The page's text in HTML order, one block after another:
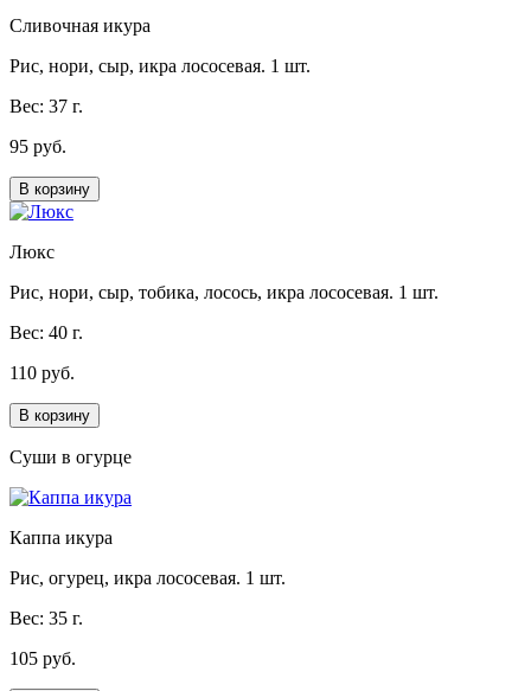
Сливочная икура
Рис, нори, сыр, икра лососевая. 1 шт.
Вес: 37 г.
95 руб.
В корзину
Люкс
Рис, нори, сыр, тобика, лосось, икра лососевая. 1 шт.
Вес: 40 г.
110 руб.
В корзину
Суши в огурце
Каппа икура
Рис, огурец, икра лососевая. 1 шт.
Вес: 35 г.
105 руб.